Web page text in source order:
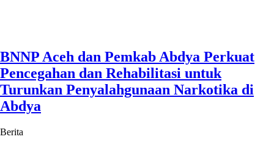
BNNP Aceh dan Pemkab Abdya Perkuat
Pencegahan dan Rehabilitasi untuk
Turunkan Penyalahgunaan Narkotika di
Abdya
Berita